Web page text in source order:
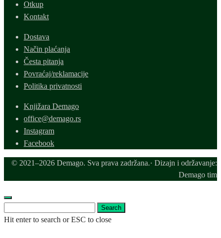
Otkup
Kontakt
Dostava
Način plaćanja
Česta pitanja
Povraćaj/reklamacije
Politika privatnosti
Knjižara Demago
office@demago.rs
Instagram
Facebook
© 2021–2026 Demago. Sva prava zadržana.· Dizajn i održavanje:
Demago tim
for:
Search
Hit enter to search or ESC to close